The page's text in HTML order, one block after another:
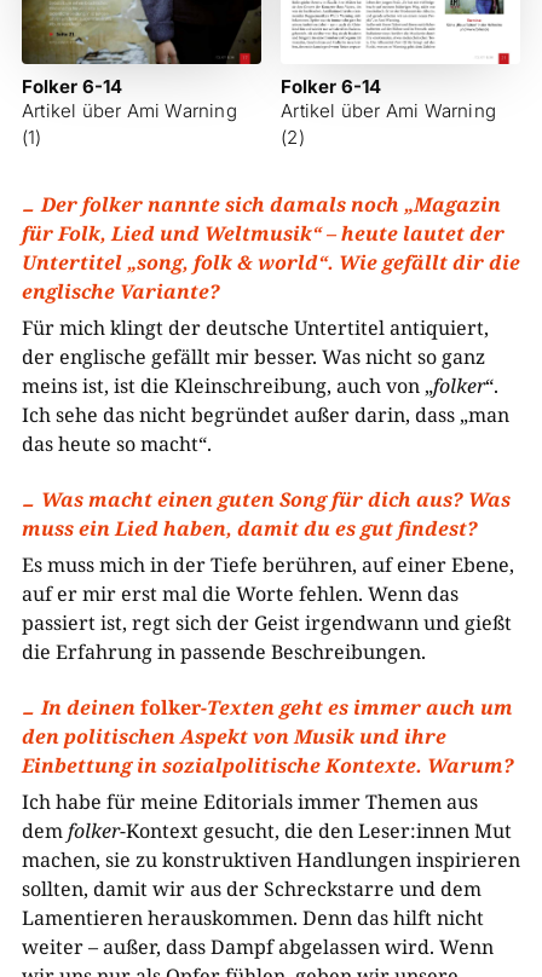
Folker 6-14
Artikel über Ami Warning
(1)
Folker 6-14
Artikel über Ami Warning
(2)
Der folker nannte sich damals noch „Magazin
für Folk, Lied und Weltmusik“ – heute lautet der
Untertitel „song, folk & world“. Wie gefällt dir die
englische Variante?
Für mich klingt der deutsche Untertitel antiquiert,
der englische gefällt mir besser. Was nicht so ganz
meins ist, ist die Kleinschreibung, auch von „folker“.
Ich sehe das nicht begründet außer darin, dass „man
das heute so macht“.
Was macht einen guten Song für dich aus? Was
muss ein Lied haben, damit du es gut findest?
Es muss mich in der Tiefe berühren, auf einer Ebene,
auf er mir erst mal die Worte fehlen. Wenn das
passiert ist, regt sich der Geist irgendwann und gießt
die Erfahrung in passende Beschreibungen.
In deinenfolker-Texten geht es immer auch um
den politischen Aspekt von Musik und ihre
Einbettung in sozialpolitische Kontexte. Warum?
Ich habe für meine Editorials immer Themen aus
demfolker-Kontext gesucht, die den Leser:innen Mut
machen, sie zu konstruktiven Handlungen inspirieren
sollten, damit wir aus der Schreckstarre und dem
Lamentieren herauskommen. Denn das hilft nicht
weiter – außer, dass Dampf abgelassen wird. Wenn